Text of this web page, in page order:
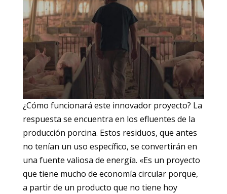
¿Cómo funcionará este innovador proyecto? La
respuesta se encuentra en los efluentes de la
producción porcina. Estos residuos, que antes
no tenían un uso específico, se convertirán en
una fuente valiosa de energía. «Es un proyecto
que tiene mucho de economía circular porque,
a partir de un producto que no tiene hoy